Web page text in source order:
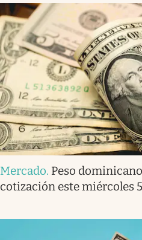
Mercado. Peso
cotización este miércoles